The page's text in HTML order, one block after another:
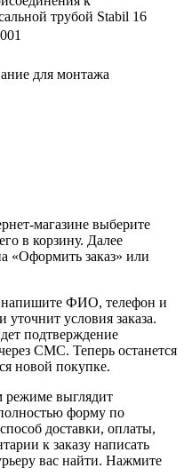
трубой Stabil 16
для монтажа
магазине выберите
в корзину. Далее
«Оформить заказ» или
напишите ФИО, телефон и
условия заказа.
подтверждение
СМС. Теперь останется
новой покупке.
режиме выглядит
форму по
доставки, оплаты,
к заказу написать
вас найти. Нажмите